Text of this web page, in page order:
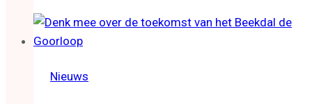
Jan
Nieuws